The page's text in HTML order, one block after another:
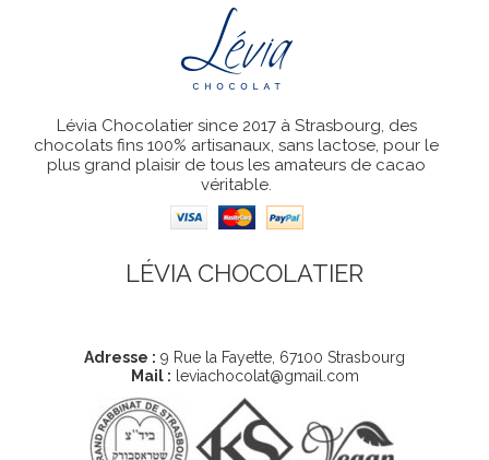
Lévia Chocolatier since 2017 à Strasbourg, des
chocolats fins 100% artisanaux, sans lactose, pour le
plus grand plaisir de tous les amateurs de cacao
véritable.
LÉVIA CHOCOLATIER
Adresse : 9 Rue la Fayette, 67100 Strasbourg
Mail : leviachocolat@gmail.com